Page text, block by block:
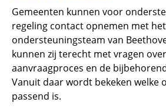
Gemeenten kunnen voor
regeling contact opnemen met het
ondersteuningsteam van
kunnen zij terecht met vragen
aanvraagproces en de
Vanuit daar wordt bekeken welke
passend is.